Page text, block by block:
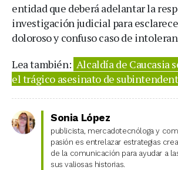
entidad que deberá adelantar la
investigación judicial para
doloroso y confuso caso de
Lea también: Alcaldía de Caucasia
el trágico asesinato de
Sonia López
publicista, mercadotecnóloga y
pasión es entrelazar estrategias
de la comunicación para ayudar a
sus valiosas historias.